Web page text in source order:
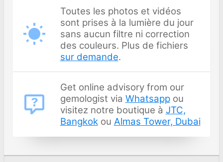
Toutes les photos et vidéos
sont prises à la lumière du jour
sans aucun filtre ni correction
des couleurs. Plus de fichiers
sur demande.
Get online advisory from our
gemologist via Whatsappou
visitez notre boutique à JTC,
Bangkokou Almas Tower, Dubai